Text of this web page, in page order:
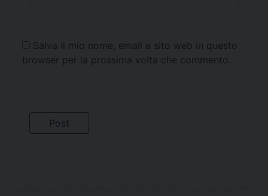
Salva il mio nome, email e sito web in questo
browser per la prossima volta che commento.